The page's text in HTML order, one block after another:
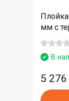
мм с
В
5 276